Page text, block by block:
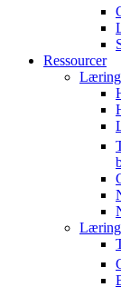
Ressourcer
Læring
Læring